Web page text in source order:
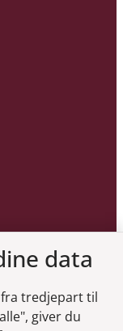
data
tredjepart til
giver du